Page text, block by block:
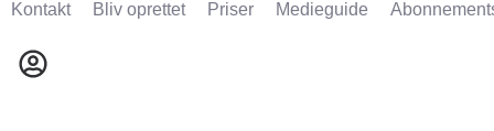
Kontakt Bliv oprettet Priser Medieguide